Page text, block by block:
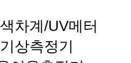
차계/UV메터
상측정기